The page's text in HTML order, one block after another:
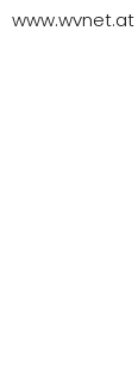
www.wvnet.at